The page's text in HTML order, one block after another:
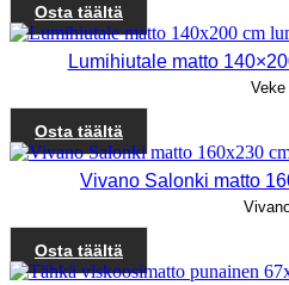
Osta täältä
Lumihiutale matto
Veke
Osta täältä
Vivano Salonki matto
Osta täältä